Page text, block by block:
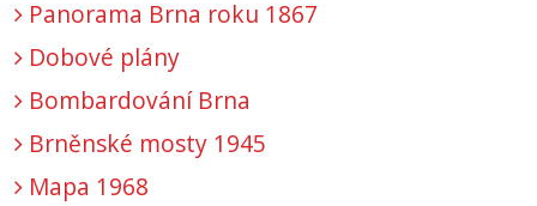
Panorama Brna roku 1867
Dobové plány
Bombardování Brna
Brněnské mosty 1945
Mapa 1968